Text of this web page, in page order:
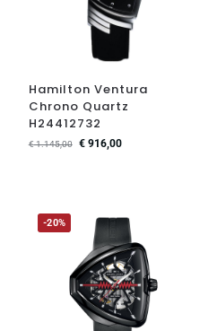
Hamilton Ventura
Chrono Quartz
H24412732
€1.145,00 €916,00
-20%